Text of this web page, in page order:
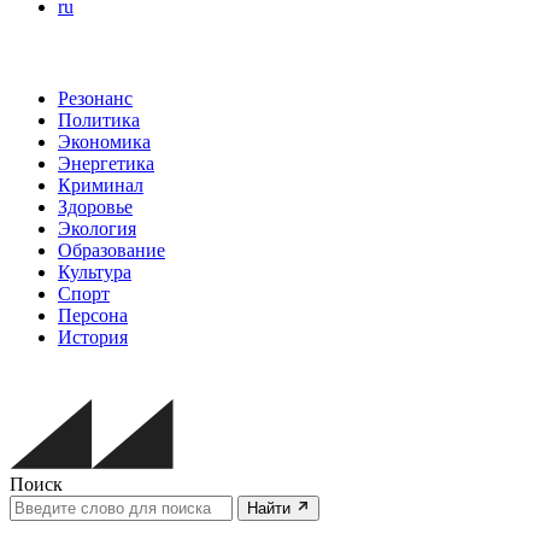
ru
Резонанс
Политика
Экономика
Энергетика
Криминал
Здоровье
Экология
Образование
Культура
Спорт
Персона
История
Поиск
Найти